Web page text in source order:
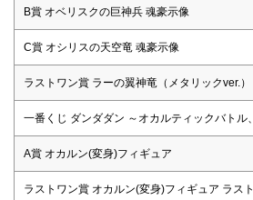
B賞 オベリスクの巨神兵 魂豪示像
C賞 オシリスの天空竜 魂豪示像
ラストワン賞 ラーの翼神竜（メタリックver.
一番くじ ダンダダン ～オカルティックバトル
A賞 オカルン(変身)フィギュア
ラストワン賞 オカルン(変身)フィギュア ラス